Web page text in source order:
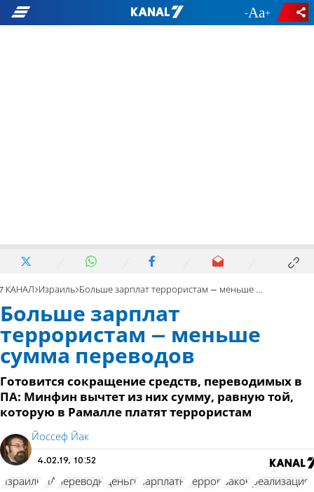
- +
7 КАНАЛ Израиль Больше зарплат террористам – меньше сумма переводов
Больше зарплат
террористам – меньше
сумма переводов
Готовится сокращение средств, переводимых в
ПА: Минфин вычтет из них сумму, равную той,
которую в Рамалле платят террористам
Йоссеф Йак
4.02.19, 10:52
Израиль ПА переводы деньги зарплаты террор Закон реализация